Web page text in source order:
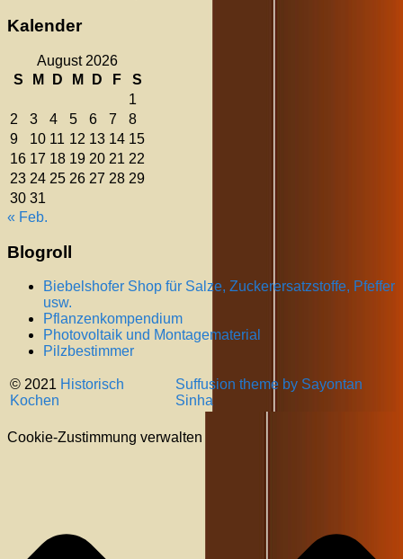
Kalender
August 2026
S
M D M D F
S
1
2
3 4 5 6 7
8
9
10 11 12 13 14 15
16 17 18 19 20 21 22
23 24 25 26 27 28 29
30 31
« Feb.
Blogroll
Biebelshofer Shop für Salze, Zuckerersatzstoffe, Pfeffer
usw.
Pflanzenkompendium
Photovoltaik und Montagematerial
Pilzbestimmer
© 2021 Historisch
Kochen
Suffusion theme by Sayontan
Sinha
Cookie-Zustimmung verwalten